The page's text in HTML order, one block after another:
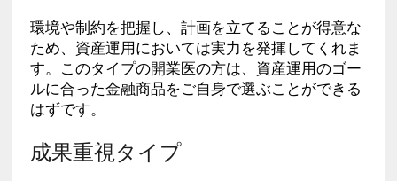
環境や制約を把握し、計画を立てることが得意な
ため、資産運用においては実力を発揮してくれま
す。このタイプの開業医の方は、資産運用のゴー
ルに合った金融商品をご自身で選ぶことができる
はずです。
成果重視タイプ